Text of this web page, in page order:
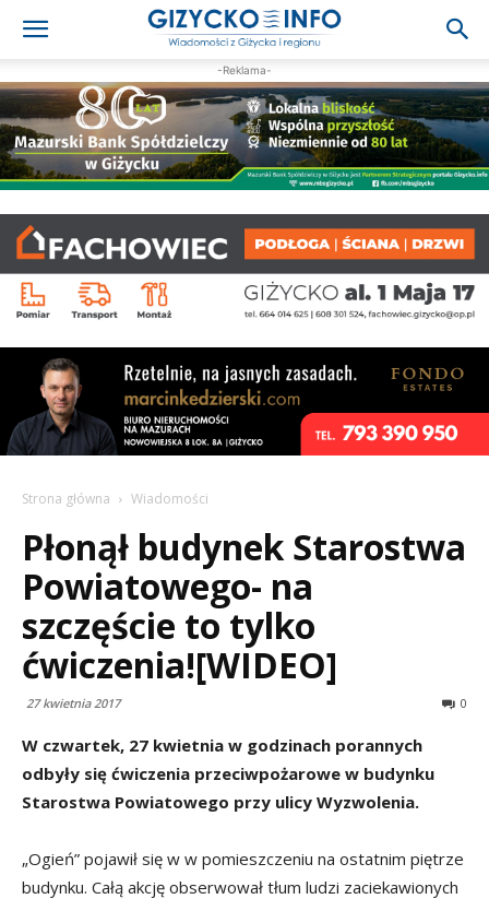
-Reklama-
Strona główna Wiadomości
Płonął budynek Starostwa
Powiatowego- na
szczęście to tylko
ćwiczenia![WIDEO]
27 kwietnia 2017 0
W czwartek, 27 kwietnia w godzinach porannych
odbyły się ćwiczenia przeciwpożarowe w budynku
Starostwa Powiatowego przy ulicy Wyzwolenia.
„Ogień” pojawił się w w pomieszczeniu na ostatnim piętrze
budynku. Całą akcję obserwował tłum ludzi zaciekawionych